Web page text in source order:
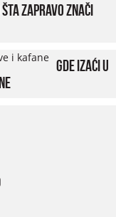
šta zapravo znači
Gde izaći u